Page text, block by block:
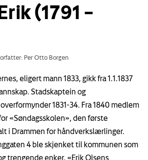
(1791 –
Per Otto Borgen
eligert mann 1833, gikk fra 1.1.1837
Stadskaptein og
1831-34. Fra 1840 medlem
«Søndagsskolen», den første
i Drammen for håndverkslærlinger.
4 ble skjenket til kommunen som
trengende enker, «Erik Olsens